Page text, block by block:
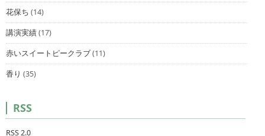
花保ち (14)
講演実績(17)
赤いスイートピークラブ(11)
香り (35)
RSS
RSS 2.0